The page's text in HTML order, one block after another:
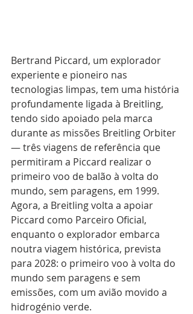
Bertrand Piccard, um explorador
experiente e pioneiro nas
tecnologias limpas, tem uma história
profundamente ligada à Breitling,
tendo sido apoiado pela marca
durante as missões Breitling Orbiter
— três viagens de referência que
permitiram a Piccard realizar o
primeiro voo de balão à volta do
mundo, sem paragens, em 1999.
Agora, a Breitling volta a apoiar
Piccard como Parceiro Oficial,
enquanto o explorador embarca
noutra viagem histórica, prevista
para 2028: o primeiro voo à volta do
mundo sem paragens e sem
emissões, com um avião movido a
hidrogénio verde.